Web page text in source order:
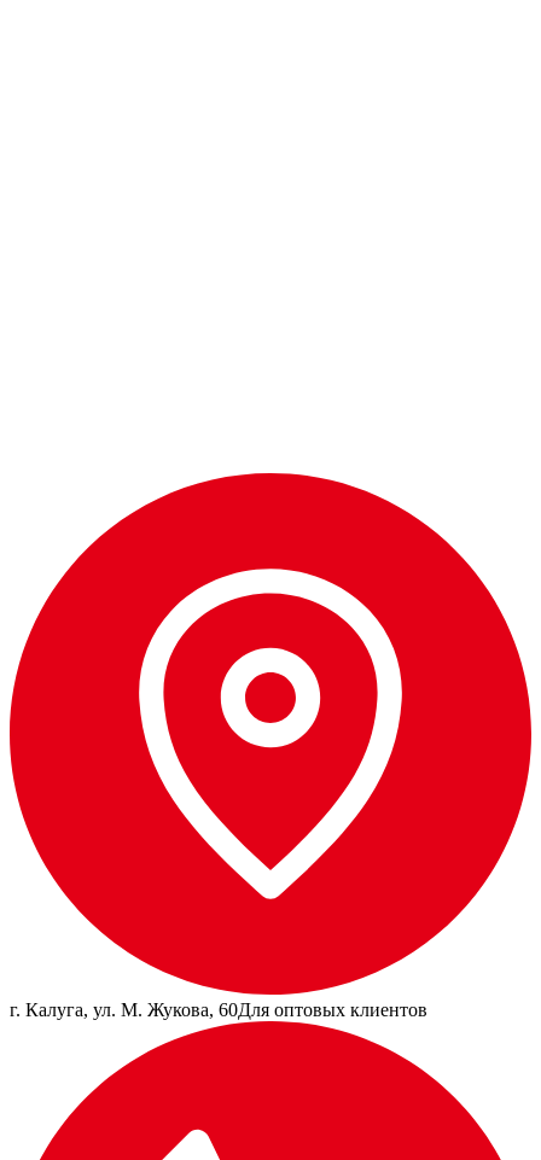
г. Калуга, ул. М. Жукова, 60Для оптовых клиентов